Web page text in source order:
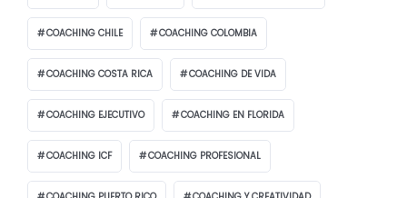
COACHING CHILE COACHING COLOMBIA
COACHING COSTA RICA COACHING DE VIDA
COACHING EJECUTIVO COACHING EN FLORIDA
COACHING ICF COACHING PROFESIONAL